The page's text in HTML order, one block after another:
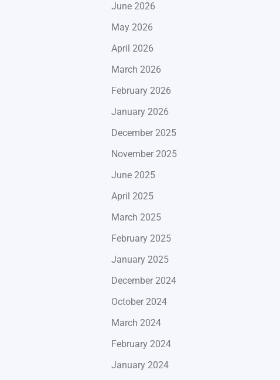
June 2026
May 2026
April 2026
March 2026
February 2026
January 2026
December 2025
November 2025
June 2025
April 2025
March 2025
February 2025
January 2025
December 2024
October 2024
March 2024
February 2024
January 2024